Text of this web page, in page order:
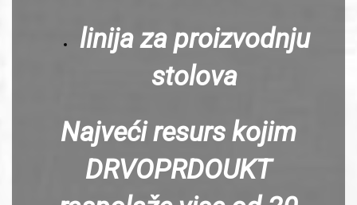
linija za proizvodnju
stolova
Najveći resurs kojim
DRVOPRDOUKT